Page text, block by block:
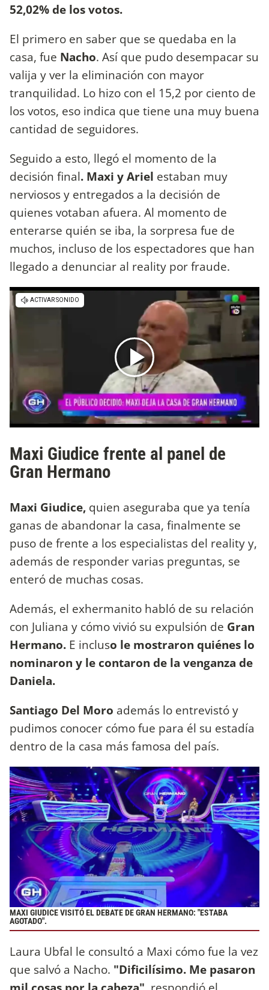
52,02% de los votos.
El primero en saber que se quedaba en la
casa, fue Nacho. Así que pudo desempacar su
valija y ver la eliminación con mayor
tranquilidad. Lo hizo con el 15,2 por ciento de
los votos, eso indica que tiene una muy buena
cantidad de seguidores.
Seguido a esto, llegó el momento de la
decisión final. Maxi y Ariel estaban muy
nerviosos y entregados a la decisión de
quienes votaban afuera. Al momento de
enterarse quién se iba, la sorpresa fue de
muchos, incluso de los espectadores que han
llegado a denunciar al reality por fraude.
Maxi Giudice frente al panel de
Gran Hermano
Maxi Giudice, quien aseguraba que ya tenía
ganas de abandonar la casa, finalmente se
puso de frente a los especialistas del reality y,
además de responder varias preguntas, se
enteró de muchas cosas.
Además, el exhermanito habló de su relación
con Juliana y cómo vivió su expulsión de Gran
Hermano. E incluso le mostraron quiénes lo
nominaron y le contaron de la venganza de
Daniela.
Santiago Del Moro además lo entrevistó y
pudimos conocer cómo fue para él su estadía
dentro de la casa más famosa del país.
MAXI GIUDICE VISITÓ EL DEBATE DE GRAN HERMANO: "ESTABA
AGOTADO".
Laura Ubfal le consultó a Maxi cómo fue la vez
que salvó a Nacho. "Dificilísimo. Me pasaron